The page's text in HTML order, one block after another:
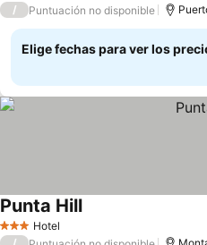
/ Puntuación no disponible
Elige fechas para ver los
3 Estrellas
Hotel
Punta HillVer precios